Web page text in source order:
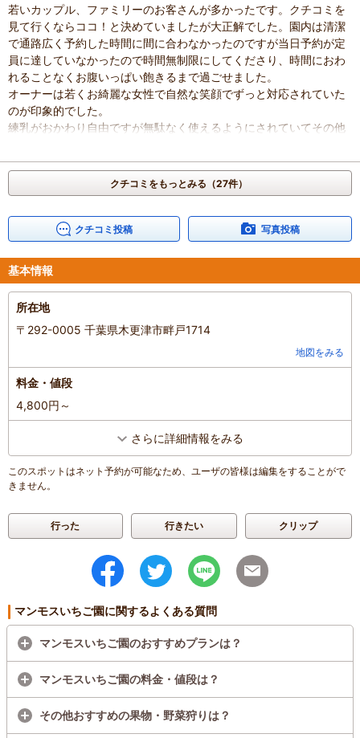
若いカップル、ファミリーのお客さんが多かったです。クチコミを
見て行くならココ！と決めていましたが大正解でした。園内は清潔
で通路広く予約した時間に間に合わなかったのですが当日予約が定
員に達していなかったので時間無制限にしてくださり、時間におわ
れることなくお腹いっぱい飽きるまで過ごせました。
オーナーは若くお綺麗な女性で自然な笑顔でずっと対応されていた
のが印象的でした。
練乳がおかわり自由ですが無駄なく使えるようにされていてその他
です。
やや空いていた
滞在時間：1～2時間
子どもの年齢： 13歳以上
人数：3人～5人
投稿日：2024年5月27日
クチコミをもっとみる（27件）
クチコミ投稿 写真投稿
基本情報
所在地
〒292-0005 千葉県木更津市畔戸1714
地図をみる
料金・値段
4,800円～
さらに詳細情報をみる
このスポットはネット予約が可能なため、ユーザの皆様は編集をすることがで
きません。
行った 行きたい クリップ
マンモスいちご園に関するよくある質問
マンモスいちご園のおすすめプランは？
マンモスいちご園の料金・値段は？
その他おすすめの果物・野菜狩りは？